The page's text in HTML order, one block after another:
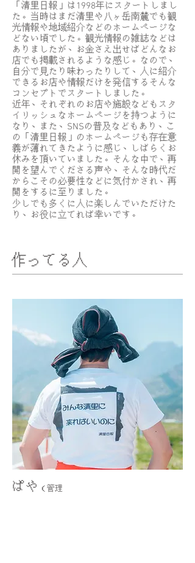
「清里日報」は1998年にスタートしまし
た。当時はまだ清里や八ヶ岳南麓でも観
光情報や地域紹介などのホームページな
どない頃でした。観光情報の雑誌などは
ありましたが、お金さえ出せばどんなお
店でも掲載されるような感じ。なので、
自分で見たり味わったりして、人に紹介
できるお店や情報だけを発信するそんな
コンセプトでスタートしました。
近年、それぞれのお店や施設などもスタ
イリッシュなホームページを持つように
なり、また、SNSの普及などもあり、こ
の「清里日報」のホームページも存在意
義が薄れてきたように感じ、しばらくお
休みを頂いていました。そんな中で、再
開を望んでくださる声や、そんな時代だ
からこその必要性などに気付かされ、再
開をするに至りました。
​少しでも多くに人に楽しんでいただけた
り、お役に立てれば幸いです。
​作ってる人
ぱや （管理